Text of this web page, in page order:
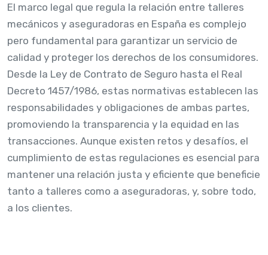
El marco legal que regula la relación entre talleres
mecánicos y aseguradoras en España es complejo
pero fundamental para garantizar un servicio de
calidad y proteger los derechos de los consumidores.
Desde la Ley de Contrato de Seguro hasta el Real
Decreto 1457/1986, estas normativas establecen las
responsabilidades y obligaciones de ambas partes,
promoviendo la transparencia y la equidad en las
transacciones. Aunque existen retos y desafíos, el
cumplimiento de estas regulaciones es esencial para
mantener una relación justa y eficiente que beneficie
tanto a talleres como a aseguradoras, y, sobre todo,
a los clientes.